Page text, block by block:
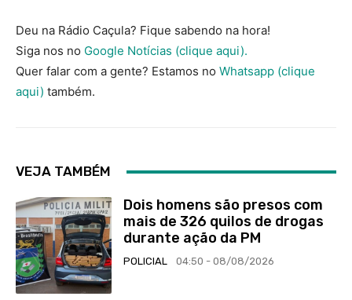
Deu na Rádio Caçula? Fique sabendo na hora!
Siga nos no Google Notícias (clique aqui).
Quer falar com a gente? Estamos no Whatsapp (clique
aqui) também.
VEJA TAMBÉM
Dois homens são presos com
mais de 326 quilos de drogas
durante ação da PM
POLICIAL 04:50 - 08/08/2026